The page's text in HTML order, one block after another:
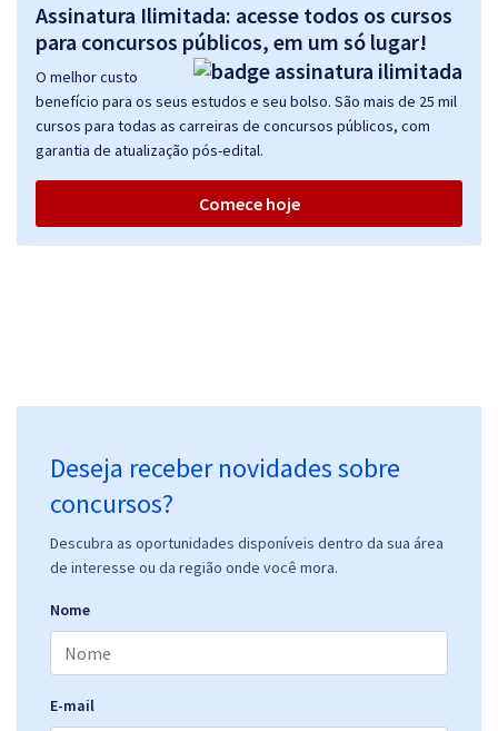
Assinatura Ilimitada: acesse todos os cursos
para concursos públicos, em um só lugar!
O melhor custo
benefício para os seus estudos e seu bolso. São mais de 25 mil
cursos para todas as carreiras de concursos públicos, com
garantia de atualização pós-edital.
Comece hoje
Deseja receber novidades sobre
concursos?
Descubra as oportunidades disponíveis dentro da sua área
de interesse ou da região onde você mora.
Nome
E-mail